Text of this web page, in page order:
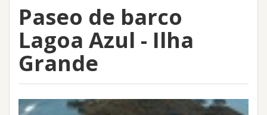
Paseo de barco
Lagoa Azul - Ilha
Grande